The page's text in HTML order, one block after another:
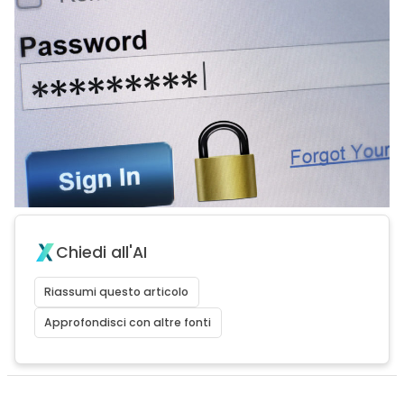
Chiedi all'AI
Riassumi questo articolo
Approfondisci con altre fonti